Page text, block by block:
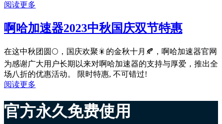
阅读更多
啊哈加速器2023中秋国庆双节特惠
在这中秋团圆🌕，国庆欢聚🎇的金秋十月🍂，啊哈加速器官网
为感谢广大用户长期以来对啊哈加速器的支持与厚爱，推出全
场八折的优惠活动。 限时特惠, 不可错过!
阅读更多
官方永久免费使用